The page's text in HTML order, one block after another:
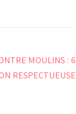
MOULINS : 6
RESPECTUEUSE